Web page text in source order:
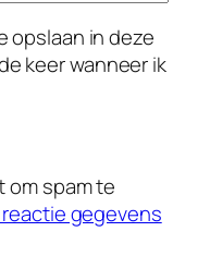
opslaan in deze
keer wanneer ik
om spam te
reactie gegevens